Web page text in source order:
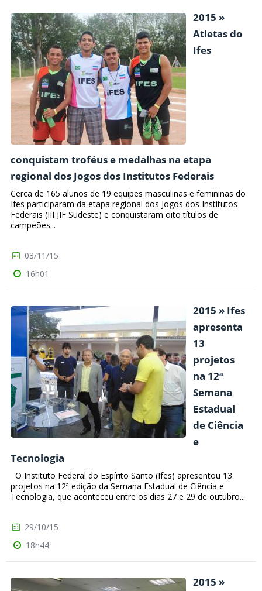
2015 »
Atletas do
Ifes
conquistam troféus e medalhas na etapa
regional dos Jogos dos Institutos Federais
Cerca de 165 alunos de 19 equipes masculinas e femininas do
Ifes participaram da etapa regional dos Jogos dos Institutos
Federais (III JIF Sudeste) e conquistaram oito títulos de
campeões...
03/11/15
16h01
2015 » Ifes
apresenta
13
projetos
na 12ª
Semana
Estadual
de Ciência
e
Tecnologia
O Instituto Federal do Espírito Santo (Ifes) apresentou 13
projetos na 12ª edição da Semana Estadual de Ciência e
Tecnologia, que aconteceu entre os dias 27 e 29 de outubro...
29/10/15
18h44
2015 »